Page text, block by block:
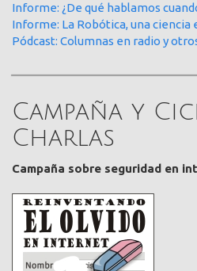
Informe: ¿De qué hablamos
Informe: La Robótica, una ciencia
Pódcast: Columnas en radio y
Campaña y
Charlas
Campaña sobre seguridad en